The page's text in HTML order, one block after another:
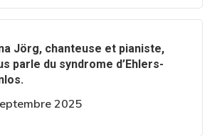
Jörg, chanteuse et pianiste,
parle du syndrome d’Ehlers-
2025